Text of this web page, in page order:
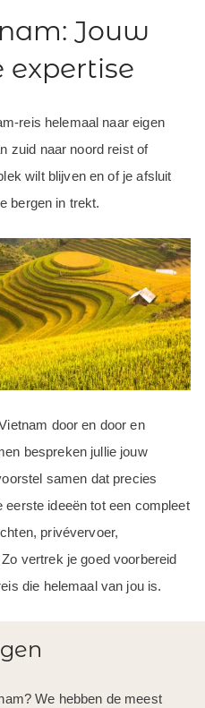
Jouw
expertise
reis helemaal naar eigen
zuid naar noord reist of
wilt blijven en of je afsluit
bergen in trekt.
door en door en
bespreken jullie jouw
samen dat precies
eerste ideeën tot een compleet
privévervoer,
vertrek je goed voorbereid
die helemaal van jou is.
We hebben de meest